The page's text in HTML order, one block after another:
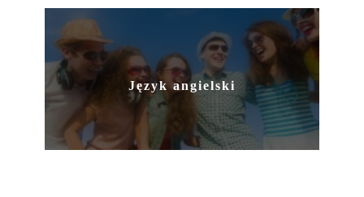
Język angielski